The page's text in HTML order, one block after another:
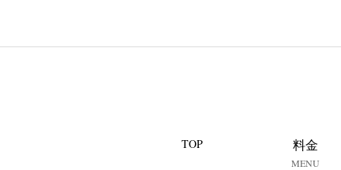
TOP 料金
MENU